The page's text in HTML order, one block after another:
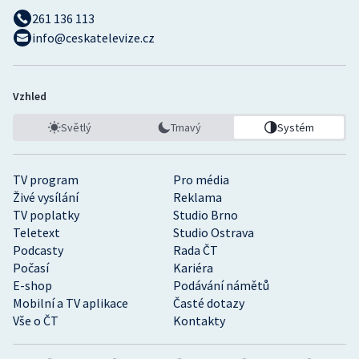
TV program
Pro média
Živé vysílání
Reklama
TV poplatky
Studio Brno
Teletext
Studio Ostrava
Podcasty
Rada ČT
Počasí
Kariéra
E-shop
Podávání námětů
Mobilní a TV aplikace
Časté dotazy
Vše o ČT
Kontakty
261 136 113
info@ceskatelevize.cz
Vzhled
Světlý Tmavý Systém